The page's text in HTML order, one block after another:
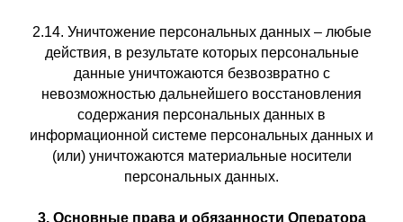
2.14. Уничтожение персональных данных – любые
действия, в результате которых персональные
данные уничтожаются безвозвратно с
невозможностью дальнейшего восстановления
содержания персональных данных в
информационной системе персональных данных и
(или) уничтожаются материальные носители
персональных данных.
3. Основные права и обязанности Оператора